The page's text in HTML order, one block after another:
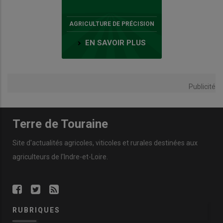
AGRICULTURE DE PRÉCISION
EN SAVOIR PLUS
Publicité
Terre de Touraine
Site d'actualités agricoles, viticoles et rurales destinées aux
agriculteurs de l'Indre-et-Loire.
RUBRIQUES